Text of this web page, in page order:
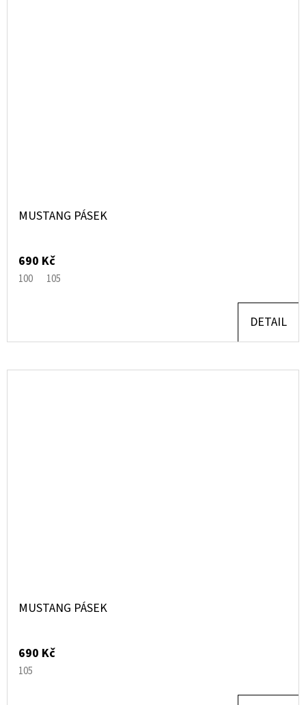
MUSTANG PÁSEK
690 Kč
100 105
DETAIL
MUSTANG PÁSEK
690 Kč
105